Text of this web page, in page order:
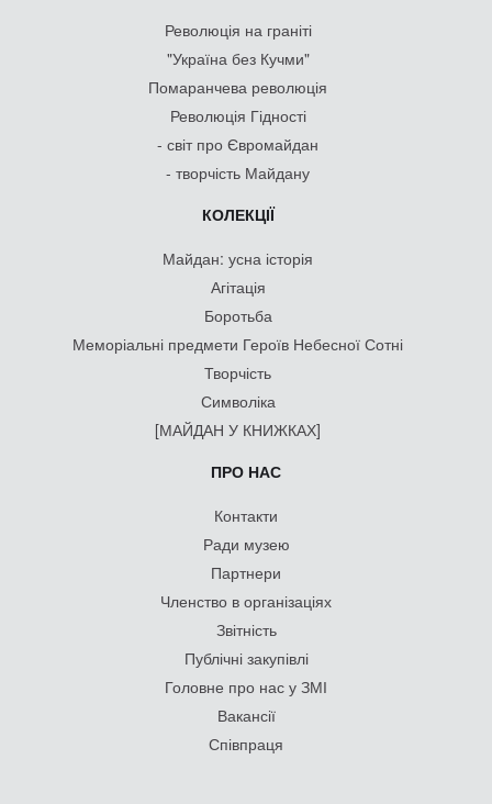
Революція на граніті
"Україна без Кучми"
Помаранчева революція
Революція Гідності
- світ про Євромайдан
- творчість Майдану
КОЛЕКЦІЇ
Майдан: усна історія
Агітація
Боротьба
Меморіальні предмети Героїв Небесної Сотні
Творчість
Символіка
[МАЙДАН У КНИЖКАХ]
ПРО НАС
Контакти
Ради музею
Партнери
Членство в організаціях
Звітність
Публічні закупівлі
Головне про нас у ЗМІ
Вакансії
Співпраця